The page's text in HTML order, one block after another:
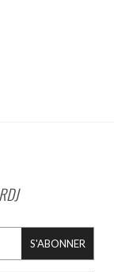
S'ABONNER